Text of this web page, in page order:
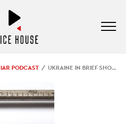
PODCAST UKRAINE IN BRIEF SHORT #96